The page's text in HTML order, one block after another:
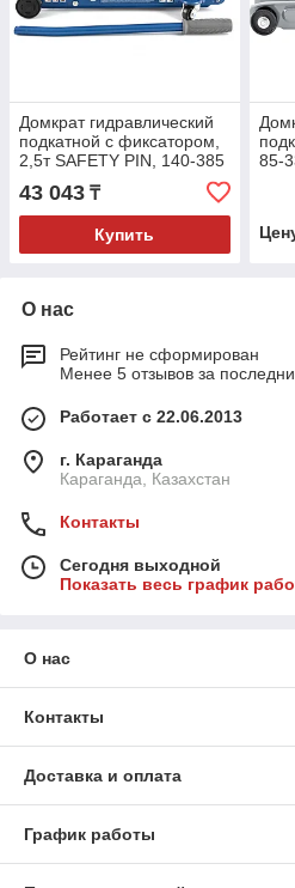
Домкрат гидравлический
подкатной с фиксатором,
2,5т SAFETY PIN, 140-385
43 043 ₸
Купить
85-
О нас
Рейтинг не сформирован
Менее 5 отзывов за
Работает с 22.06.2013
г. Караганда
Караганда, Казахстан
Контакты
Сегодня выходной
Показать весь график
О нас
Контакты
Доставка и оплата
График работы